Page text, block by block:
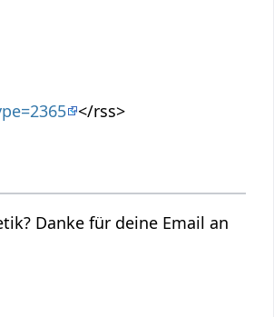
</rss>
an